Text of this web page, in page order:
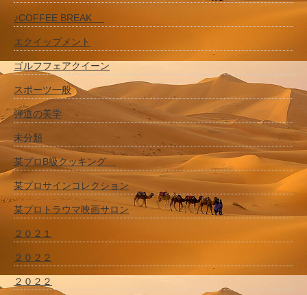
♪COFFEE BREAK
エクイップメント
ゴルフフェアクイーン
スポーツ一般
弾道の美学
未分類
某プロB級クッキング
某プロサインコレクション
某プロトラウマ映画サロン
２０２１
２０２２
２０２２